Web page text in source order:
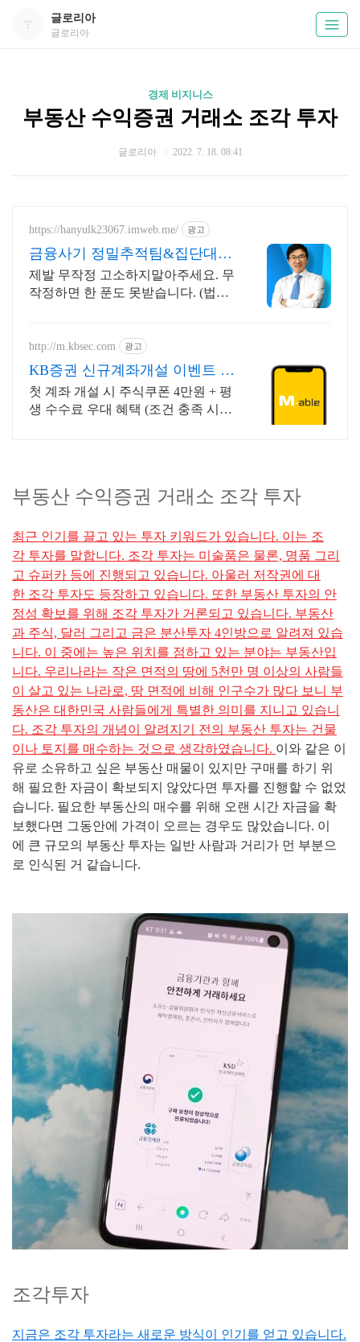
글로리아
글로리아
경제 비지니스
부동산 수익증권 거래소 조각 투자​
글로리아 2022. 7. 18. 08:41
https://hanyulk23067.imweb.me/ 광고
금융사기 정밀추적팀&집단대응
전액승소(3억7천) 사례보유
제발 무작정 고소하지말아주세요. 무
작정하면 한 푼도 못받습니다. (법무
http://m.kbsec.com 광고
KB증권 신규계좌개설 이벤트 국
내주식쿠폰 최대 5만원
첫 계좌 개설 시 주식쿠폰 4만원 + 평
생 수수료 우대 혜택 (조건 충족 시)
부동산 수익증권 거래소 조각 투자​
최근 인기를 끌고 있는 투자 키워드가 있습니다. 이는 조
각 투자를 말합니다. 조각 투자는 미술품은 물론, 명품 그리
고 슈퍼카 등에 진행되고 있습니다. 아울러 저작권에 대
한 조각 투자도 등장하고 있습니다. 또한 부동산 투자의 안
정성 확보를 위해 조각 투자가 거론되고 있습니다. 부동산
과 주식, 달러 그리고 금은 분산투자 4인방으로 알려져 있습
니다. 이 중에는 높은 위치를 점하고 있는 분야는 부동산입
니다. 우리나라는 작은 면적의 땅에 5천만 명 이상의 사람들
이 살고 있는 나라로, 땅 면적에 비해 인구수가 많다 보니 부
동산은 대한민국 사람들에게 특별한 의미를 지니고 있습니
다. 조각 투자의 개념이 알려지기 전의 부동산 투자는 건물
이나 토지를 매수하는 것으로 생각하였습니다. 이와 같은 이
유로 소유하고 싶은 부동산 매물이 있지만 구매를 하기 위
해 필요한 자금이 확보되지 않았다면 투자를 진행할 수 없었
습니다. 필요한 부동산의 매수를 위해 오랜 시간 자금을 확
보했다면 그동안에 가격이 오르는 경우도 많았습니다. 이
에 큰 규모의 부동산 투자는 일반 사람과 거리가 먼 부분으
로 인식된 거 같습니다.
조각투자
지금은 조각 투자라는 새로운 방식이 인기를 얻고 있습니다.